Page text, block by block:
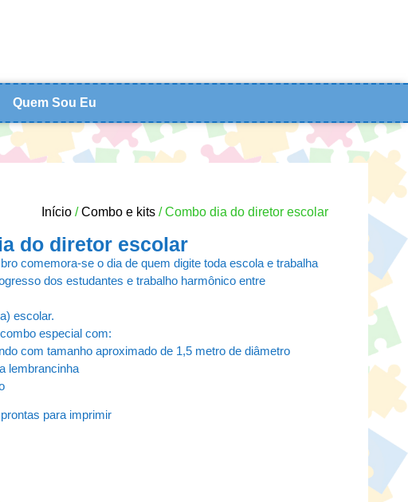
Quem Sou Eu
Início /Combo e kits / Combo dia do diretor escolar
do diretor escolar
comemora-se o dia de quem digite toda escola e trabalha
dos estudantes e trabalho harmônico entre
escolar.
especial com:
com tamanho aproximado de 1,5 metro de diâmetro
lembrancinha
para imprimir